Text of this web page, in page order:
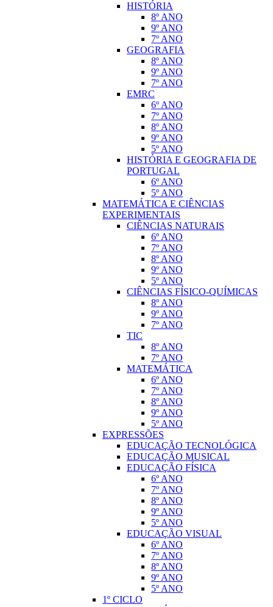
HISTÓRIA
8º ANO
9º ANO
7º ANO
GEOGRAFIA
8º ANO
9º ANO
7º ANO
EMRC
6º ANO
7º ANO
8º ANO
9º ANO
5º ANO
HISTÓRIA E GEOGRAFIA DE
PORTUGAL
6º ANO
5º ANO
MATEMÁTICA E CIÊNCIAS
EXPERIMENTAIS
CIÊNCIAS NATURAIS
6º ANO
7º ANO
8º ANO
9º ANO
5º ANO
CIÊNCIAS FÍSICO-QUÍMICAS
8º ANO
9º ANO
7º ANO
TIC
8º ANO
7º ANO
MATEMÁTICA
6º ANO
7º ANO
8º ANO
9º ANO
5º ANO
EXPRESSÕES
EDUCAÇÃO TECNOLÓGICA
EDUCAÇÃO MUSICAL
EDUCAÇÃO FÍSICA
6º ANO
7º ANO
8º ANO
9º ANO
5º ANO
EDUCAÇÃO VISUAL
6º ANO
7º ANO
8º ANO
9º ANO
5º ANO
1º CICLO